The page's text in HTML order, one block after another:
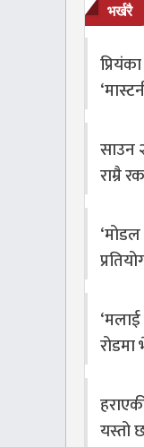
भर्खरै
साउन
राम्रै
रोडमा
यस्तो